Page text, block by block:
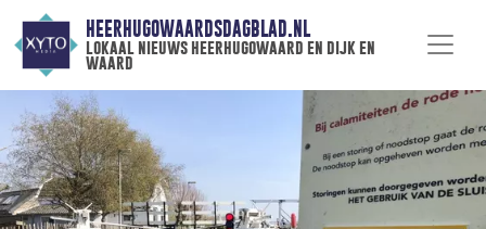
HEERHUGOWAARDSDAGBLAD.NL
lokaal nieuws heerhugowaard en dijk en
waard